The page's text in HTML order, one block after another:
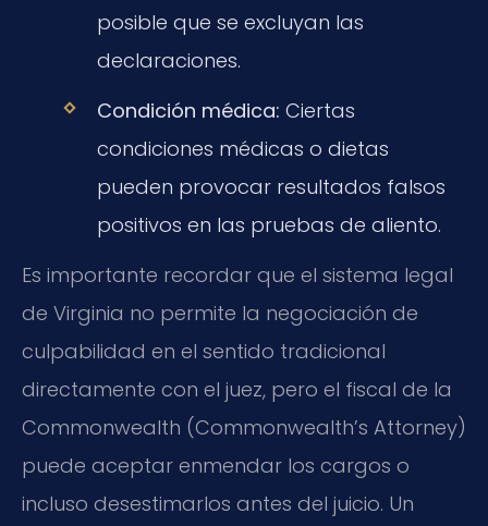
posible que se excluyan las
declaraciones.
Condición médica: Ciertas
condiciones médicas o dietas
pueden provocar resultados falsos
positivos en las pruebas de aliento.
Es importante recordar que el sistema legal
de Virginia no permite la negociación de
culpabilidad en el sentido tradicional
directamente con el juez, pero el fiscal de la
Commonwealth (Commonwealth’s Attorney)
puede aceptar enmendar los cargos o
incluso desestimarlos antes del juicio. Un